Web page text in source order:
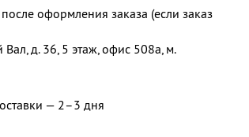
оформления заказа (если заказ
д. 36, 5 этаж, офис 508а, м.
— 2–3 дня